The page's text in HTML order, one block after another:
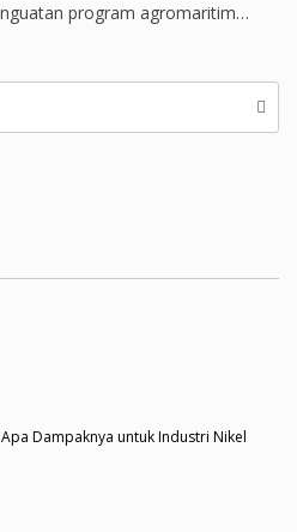
program agromaritim…
Dampaknya untuk Industri Nikel